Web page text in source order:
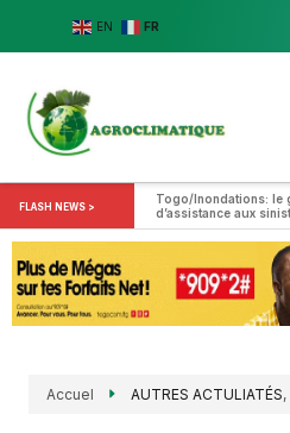
EN FR
FLASH NEWS >
Togo/Inondations: le
d’assistance aux
Accuel AUTRES ACTULIATÉS,